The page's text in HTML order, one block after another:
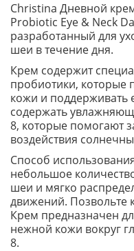
Christina Дневной
Probiotic Eye & Neck
разработанный для
шеи в течение дня.
Крем содержит
пробиотики, которые
кожи и поддерживать
содержать
8, которые помогают
воздействия
Способ
небольшое
шеи и мягко
движений. Позвольте
Крем предназначен
нежной кожи вокруг
8.